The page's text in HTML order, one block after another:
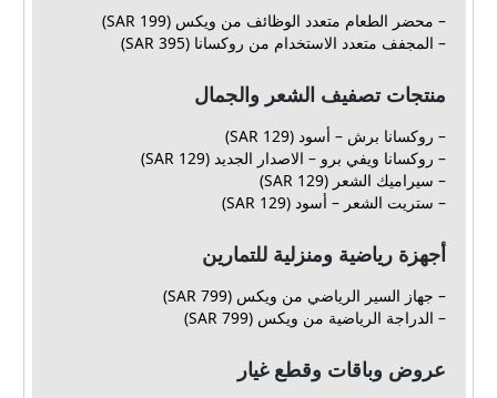
– محضر الطعام متعدد الوظائف من ويكس (199 SAR)
– المجفف متعدد الاستخدام من روكسانا (395 SAR)
منتجات تصفيف الشعر والجمال
– روكسانا برش – أسود (129 SAR)
– روكسانا ويفي برو – الاصدار الجديد (129 SAR)
– سيراميك الشعر (129 SAR)
– ستريت الشعر – أسود (129 SAR)
أجهزة رياضية ومنزلية للتمارين
– جهاز السير الرياضي من ويكس (799 SAR)
– الدراجة الرياضية من ويكس (799 SAR)
عروض وباقات وقطع غيار